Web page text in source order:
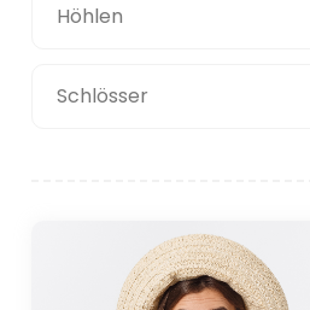
Höhlen
Schlösser